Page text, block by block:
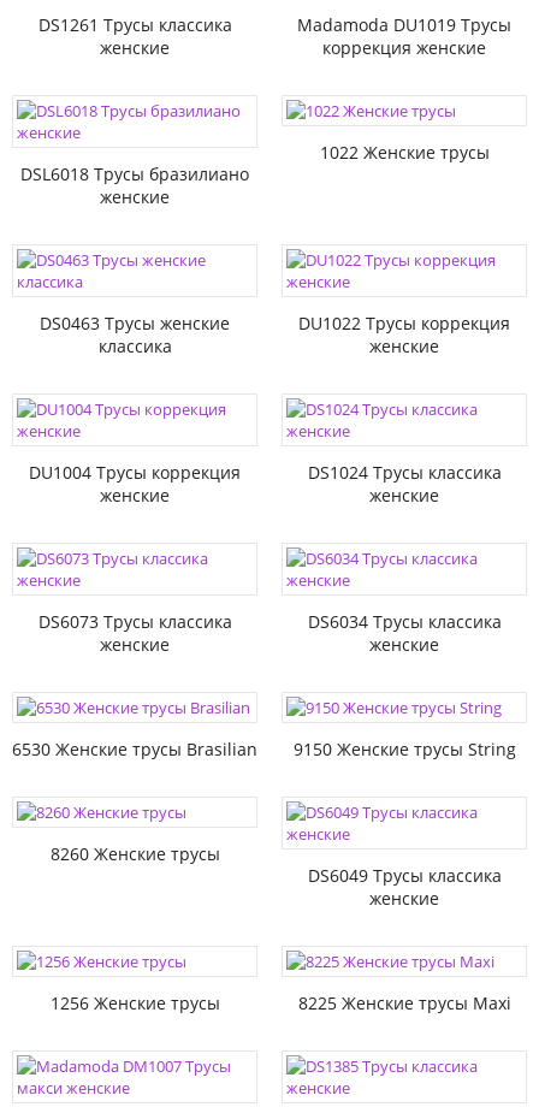
DS1261 Трусы классика
женские
Madamoda DU1019 Трусы
коррекция женские
DSL6018 Трусы бразилиано
женские
1022 Женские трусы
DS0463 Трусы женские
классика
DU1022 Трусы коррекция
женские
DU1004 Трусы коррекция
женские
DS1024 Трусы классика
женские
DS6073 Трусы классика
женские
DS6034 Трусы классика
женские
6530 Женские трусы Brasilian 9150 Женские трусы String
8260 Женские трусы
DS6049 Трусы классика
женские
1256 Женские трусы 8225 Женские трусы Maxi